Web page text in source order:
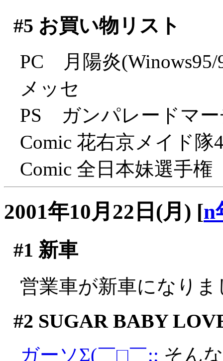
#5 お買い物リスト
PC 月陽炎
メッセ
PS ガンパレードマー
Comic 花右京メイド
Comic 全日本妹選手
2001年10月22日(月) [n
#1 新車
営業車が新車になり
#2 SUGAR BABY
ガーソΣ(￣□￣;; そん